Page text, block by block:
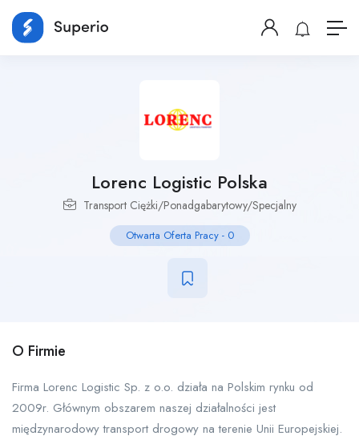
Lorenc Logistic Polska
Transport Ciężki/Ponadgabarytowy/Specjalny
Otwarta Oferta Pracy- 0
O Firmie
Firma Lorenc Logistic Sp. z o.o. działa na Polskim rynku od
2009r. Głównym obszarem naszej działalności jest
międzynarodowy transport drogowy na terenie Unii Europejskiej.